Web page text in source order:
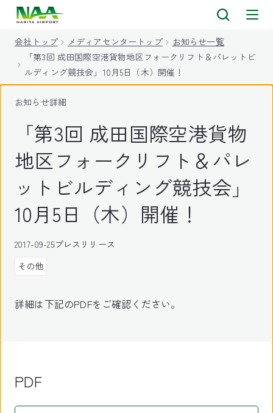
会社トップ メディアセンタートップ
お知らせ一覧
「第3回 成田国際空港貨物地区フォークリフト＆パレットビ
ルディング競技会」10月5日（木）開催！
お知らせ詳細
「第3回 成田国際空港貨物
地区フォークリフト＆パレ
ットビルディング競技会」
10月5日（木）開催！
2017-09-25プレスリリース
その他
詳細は下記のPDFをご確認ください。
PDF